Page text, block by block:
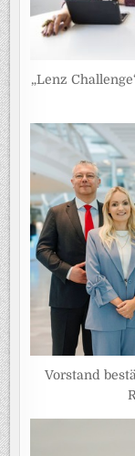
„Lenz
Vorstand